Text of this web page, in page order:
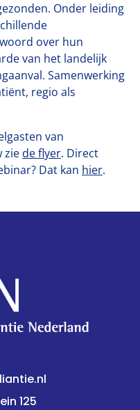
Onder leiding
over hun
van het landelijk
Samenwerking
regio als
van
ziede flyer. Direct
Dat kan hier.
125